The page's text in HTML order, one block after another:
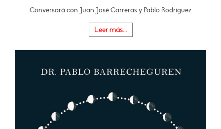
Conversará con Juan José Carreras y Pablo Rodríguez
Leer más...